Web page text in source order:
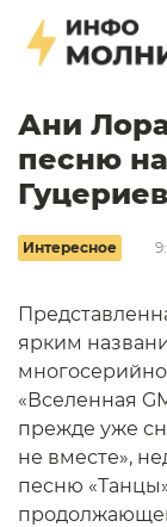
Ани
песню
Интересное
ярким
«Вселенная
прежде уже
не вместе»,
песню